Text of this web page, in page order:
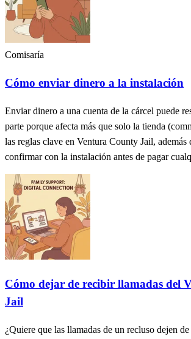
Comisaría
Cómo enviar dinero a la instalación
Enviar dinero a una cuenta de la cárcel puede
parte porque afecta más que solo la tienda
las reglas clave en Ventura County Jail, además
confirmar con la instalación antes de pagar
Cómo dejar de recibir llamadas del
Jail
¿Quiere que las llamadas de un recluso dejen